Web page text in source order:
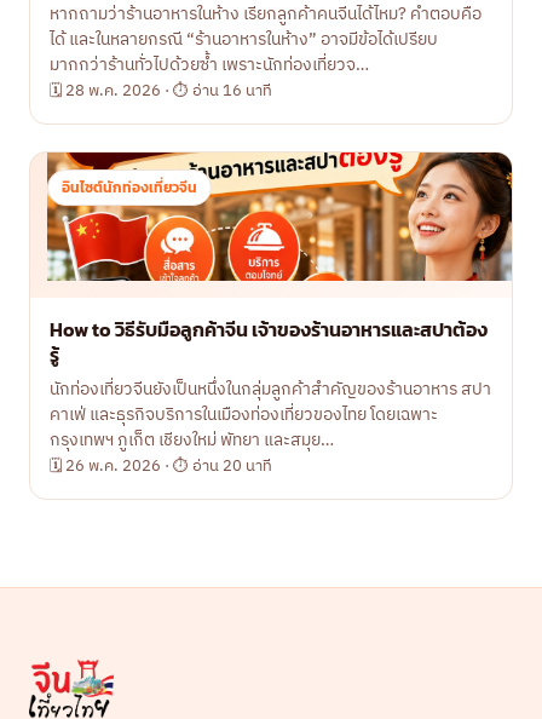
หากถามว่าร้านอาหารในห้าง เรียกลูกค้าคนจีนได้ไหม? คำตอบคือ
ได้ และในหลายกรณี “ร้านอาหารในห้าง” อาจมีข้อได้เปรียบ
มากกว่าร้านทั่วไปด้วยซ้ำ เพราะนักท่องเที่ยวจ…
🗓 28 พ.ค. 2026 · ⏱ อ่าน 16 นาที
อินไซต์นักท่องเที่ยวจีน
How to วิธีรับมือลูกค้าจีน เจ้าของร้านอาหารและสปาต้อง
รู้
นักท่องเที่ยวจีนยังเป็นหนึ่งในกลุ่มลูกค้าสำคัญของร้านอาหาร สปา
คาเฟ่ และธุรกิจบริการในเมืองท่องเที่ยวของไทย โดยเฉพาะ
กรุงเทพฯ ภูเก็ต เชียงใหม่ พัทยา และสมุย…
🗓 26 พ.ค. 2026 · ⏱ อ่าน 20 นาที